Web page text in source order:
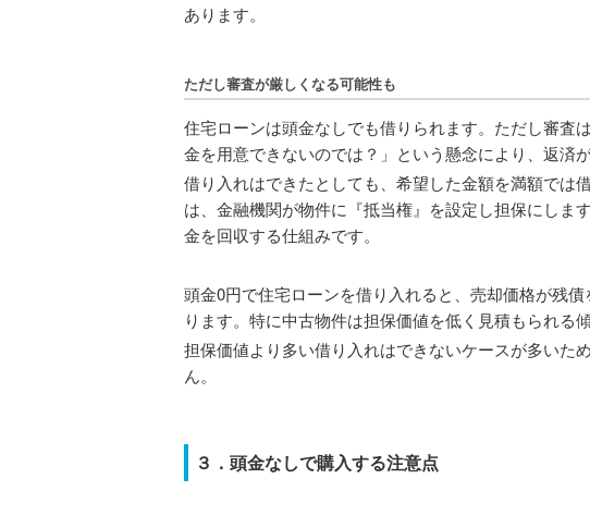
あります。
ただし審査が厳しくなる可能性も
住宅ローンは頭金なしでも借りられます。ただし審査
金を用意できないのでは？」という懸念により、返済
借り入れはできたとしても、希望した金額を満額では
は、金融機関が物件に『抵当権』を設定し担保にしま
金を回収する仕組みです。
頭金0円で住宅ローンを借り入れると、売却価格が残
ります。特に中古物件は担保価値を低く見積もられる傾
担保価値より多い借り入れはできないケースが多いた
ん。
３．頭金なしで購入する注意点